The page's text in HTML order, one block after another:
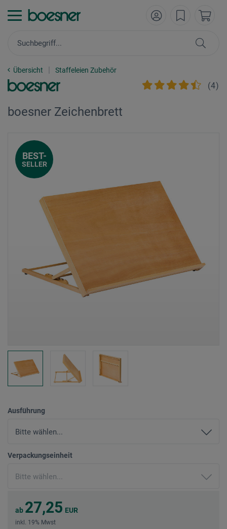
Übersicht Staffeleien Zubehör
(4)
boesner Zeichenbrett
BEST-
SELLER
Ausführung
Verpackungseinheit
ab 27,25 EUR
inkl. 19% Mwst